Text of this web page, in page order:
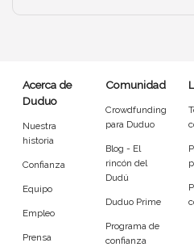
Visitas diarias / comidas
Alojamiento de mascotas
Tamaño de mi mascota
Acerca de
Duduo
Nuestra
historia
Confianza
Equipo
Empleo
Prensa
Comunidad
Crowdfunding
para Duduo
Blog - El
rincón del
Dudú
Duduo Prime
Programa de
confianza